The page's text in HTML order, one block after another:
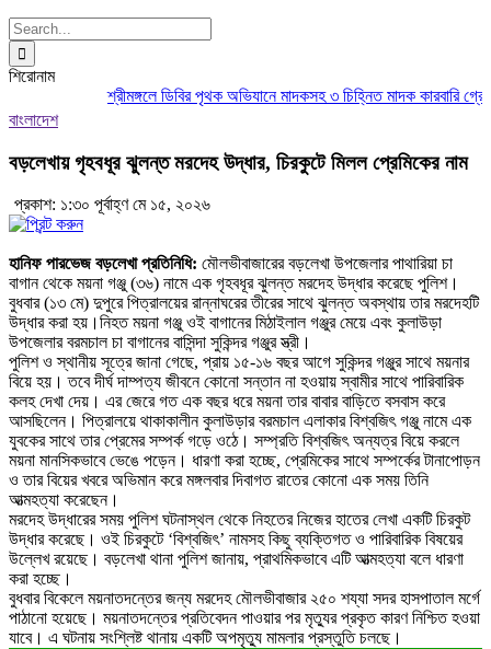
Search
for:
শিরোনাম
শ্রীমঙ্গলে ডিবির পৃথক অভিযানে মাদকসহ ৩ চিহ্নিত মাদক কারবারি
বাংলাদেশ
বড়লেখায় গৃহবধূর ঝুলন্ত মরদেহ উদ্ধার, চিরকুটে মিলল প্রেমিকের নাম
প্রকাশ: ১:৩০ পূর্বাহ্ণ মে ১৫, ২০২৬
হানিফ পারভেজ বড়লেখা প্রতিনিধি: মৌলভীবাজারের বড়লেখা উপজেলার পাথারিয়া চা
বাগান থেকে ময়না গঞ্জু (৩৬) নামে এক গৃহবধূর ঝুলন্ত মরদেহ উদ্ধার করেছে পুলিশ।
বুধবার (১৩ মে) দুপুরে পিত্রালয়ের রান্নাঘরের তীরের সাথে ঝুলন্ত অবস্থায় তার মরদেহটি
উদ্ধার করা হয়।নিহত ময়না গঞ্জু ওই বাগানের মিঠাইলাল গঞ্জুর মেয়ে এবং কুলাউড়া
উপজেলার বরমচাল চা বাগানের বাসিন্দা সুকিন্দর গঞ্জুর স্ত্রী।
পুলিশ ও স্থানীয় সূত্রে জানা গেছে, প্রায় ১৫-১৬ বছর আগে সুকিন্দর গঞ্জুর সাথে ময়নার
বিয়ে হয়। তবে দীর্ঘ দাম্পত্য জীবনে কোনো সন্তান না হওয়ায় স্বামীর সাথে পারিবারিক
কলহ দেখা দেয়। এর জেরে গত এক বছর ধরে ময়না তার বাবার বাড়িতে বসবাস করে
আসছিলেন। পিত্রালয়ে থাকাকালীন কুলাউড়ার বরমচাল এলাকার বিশ্বজিৎ গঞ্জু নামে এক
যুবকের সাথে তার প্রেমের সম্পর্ক গড়ে ওঠে। সম্প্রতি বিশ্বজিৎ অন্যত্র বিয়ে করলে
ময়না মানসিকভাবে ভেঙে পড়েন। ধারণা করা হচ্ছে, প্রেমিকের সাথে সম্পর্কের টানাপোড়ন
ও তার বিয়ের খবরে অভিমান করে মঙ্গলবার দিবাগত রাতের কোনো এক সময় তিনি
আত্মহত্যা করেছেন।
মরদেহ উদ্ধারের সময় পুলিশ ঘটনাস্থল থেকে নিহতের নিজের হাতের লেখা একটি চিরকুট
উদ্ধার করেছে। ওই চিরকুটে ‘বিশ্বজিৎ’ নামসহ কিছু ব্যক্তিগত ও পারিবারিক বিষয়ের
উল্লেখ রয়েছে। বড়লেখা থানা পুলিশ জানায়, প্রাথমিকভাবে এটি আত্মহত্যা বলে ধারণা
করা হচ্ছে।
বুধবার বিকেলে ময়নাতদন্তের জন্য মরদেহ মৌলভীবাজার ২৫০ শয্যা সদর হাসপাতাল মর্গে
পাঠানো হয়েছে। ময়নাতদন্তের প্রতিবেদন পাওয়ার পর মৃত্যুর প্রকৃত কারণ নিশ্চিত হওয়া
যাবে। এ ঘটনায় সংশ্লিষ্ট থানায় একটি অপমৃত্যু মামলার প্রস্তুতি চলছে।